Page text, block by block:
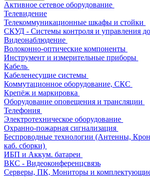
Активное сетевое оборудование
Телевидение
Телекоммуникационные шкафы и стойки
СКУД - Системы контроля и управления
Видеонаблюдение
Волоконно-оптические компоненты
Инструмент и измерительные приборы
Кабель
Кабеленесущие системы
Коммутационное оборудование, СКС
Крепёж и маркировка
Оборудование оповещения и трансляции
Телефония
Электротехническое оборудование
Охранно-пожарная сигнализация
Беспроводные технологии (Антенны,
каб. сборки)
ИБП и Аккум. батареи
ВКС - Видеоконференцсвязь
Серверы, ПК, Мониторы и